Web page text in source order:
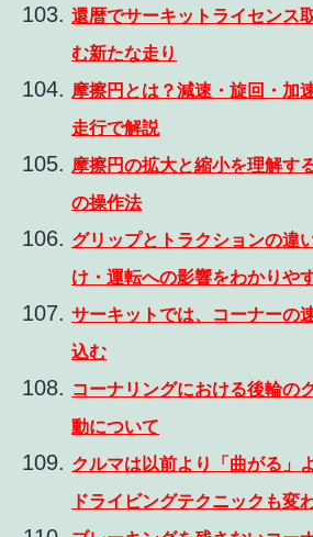
還暦でサーキットライセンス
む新たな走り
摩擦円とは？減速・旋回・加
走行で解説
摩擦円の拡大と縮小を理解す
の操作法
グリップとトラクションの違
け・運転への影響をわかりや
サーキットでは、コーナーの
込む
コーナリングにおける後輪の
動について
クルマは以前より「曲がる」
ドライビングテクニックも変